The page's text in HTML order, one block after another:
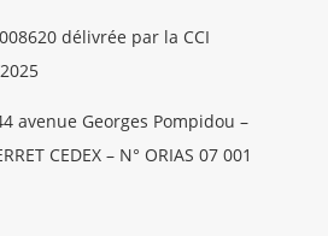
délivrée par la CCI
44 avenue Georges Pompidou –
CEDEX – N° ORIAS 07 001